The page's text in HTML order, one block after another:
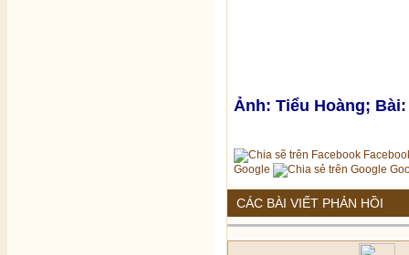
Ảnh: Tiểu Hoàng;
Google
CÁC BÀI VIẾT PHẢN HỒI